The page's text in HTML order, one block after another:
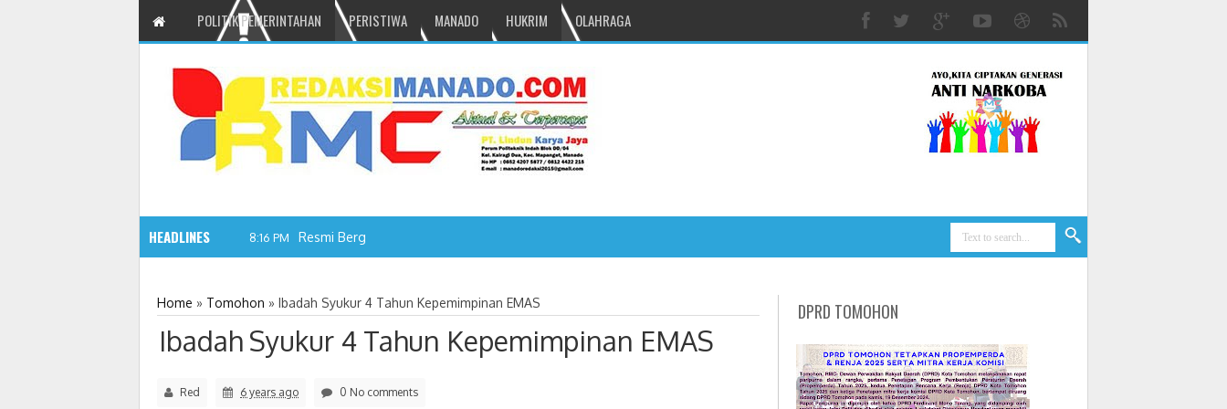
POLITIK PEMERINTAHAN PERISTIWA MANADO HUKRIM OLAHRAGA
HEADLINES 8:16 PM Resmi Berganti, Tomohon Miliki Kapolres Baru
Home » Tomohon » Ibadah Syukur 4 Tahun Kepemimpinan EMAS
Ibadah Syukur 4 Tahun Kepemimpinan EMAS
Red 6 years ago 0 No comments
DPRD TOMOHON